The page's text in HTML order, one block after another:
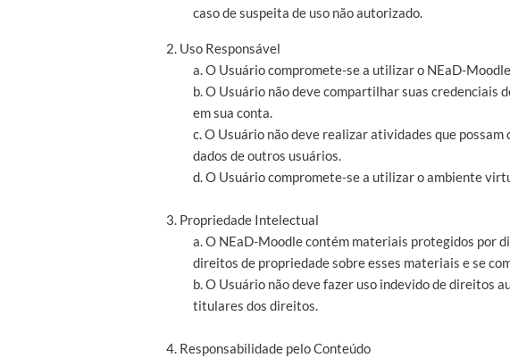
caso de suspeita de uso não autorizado.
2. Uso Responsável
a. O Usuário compromete-se a utilizar o NEaD-
b. O Usuário não deve compartilhar suas credenciais
em sua conta.
c. O Usuário não deve realizar atividades que
dados de outros usuários.
d. O Usuário compromete-se a utilizar o ambiente
3. Propriedade Intelectual
a. O NEaD-Moodle contém materiais protegidos por
direitos de propriedade sobre esses materiais e se
b. O Usuário não deve fazer uso indevido de direitos
titulares dos direitos.
4. Responsabilidade pelo Conteúdo